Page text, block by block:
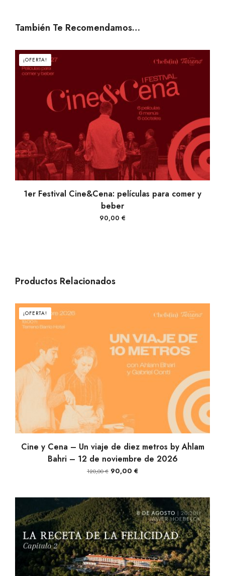
También Te Recomendamos…
¡OFERTA!
VER PRODUCTOS
1er Festival Cine&Cena: películas para comer y
beber
90,00 €
Productos Relacionados
¡OFERTA!
AÑADIR AL CARRITO
Cine y Cena – Un viaje de diez metros by Ahlam
Bahri – 12 de noviembre de 2026
120,00€ El
era:
120,00 €.
90,00 €
es:
90,00 €.